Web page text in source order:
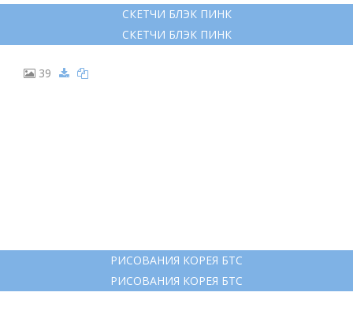
СКЕТЧИ БЛЭК ПИНК
СКЕТЧИ БЛЭК ПИНК
39
РИСОВАНИЯ КОРЕЯ БТС
РИСОВАНИЯ КОРЕЯ БТС